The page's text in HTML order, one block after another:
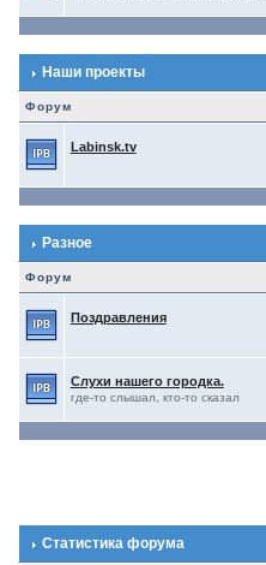
Наши проекты
Форум
Labinsk.tv
Разное
Форум
Поздравления
Слухи нашего городка.
где-то слышал, кто-то сказал
Статистика форума